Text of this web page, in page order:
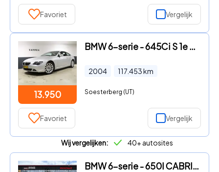
Favoriet Vergelijk
13.950
BMW 6-serie - 645Ci S 1e EIGENAAR/DEALERONDERHOUDEN ORG.NL ZEER NETTE AUTO
2004 117.453km
Soesterberg (UT)
Favoriet Vergelijk
Wij vergelijken: 40+ autosites
BMW 6-serie - 650I CABRIO / Org. NL-Auto / Full Options / Weinig km